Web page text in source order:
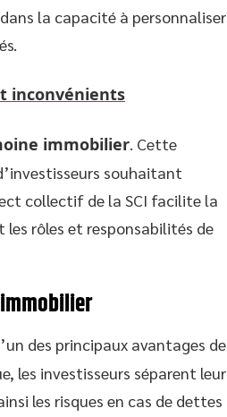
la capacité à personnaliser
inconvénients
immobilier. Cette
souhaitant
collectif de la SCI facilite la
rôles et responsabilités de
des principaux avantages de
les investisseurs séparent leur
les risques en cas de dettes